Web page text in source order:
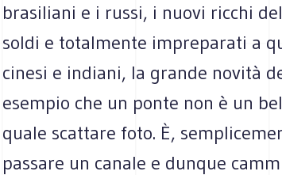
brasiliani e i russi, i nuovi ricchi
soldi e totalmente impreparati a
cinesi e indiani, la grande novità
esempio che un ponte non è un
quale scattare foto. È,
passare un canale e dunque